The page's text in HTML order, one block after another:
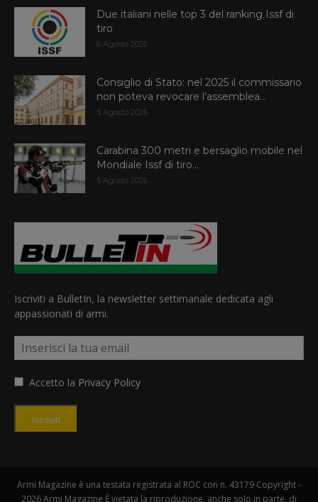
Due italiani nelle top 3 del ranking Issf di
tiro
6 Agosto 2026
Consiglio di Stato: nel 2025 il commissario
non poteva revocare l’assemblea...
5 Agosto 2026
Carabina 300 metri e bersaglio mobile nel
Mondiale Issf di tiro...
5 Agosto 2026
Iscriviti a BulletIn, la newsletter settimanale dedicata agli
appassionati di armi.
Accetto la Privacy Policy
Iscriviti
Armi Magazine è una testata registrata al ROC con n. 43179 Copyright -
2026 Armi Magazine È vietata la riproduzione, anche solo in parte, di